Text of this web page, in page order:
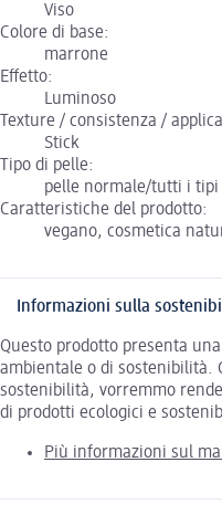
Viso
Colore di base:
marrone
Effetto:
Luminoso
Texture / consistenza /
Stick
Tipo di pelle:
pelle normale/tutti i tipi
Caratteristiche del prodotto:
vegano, cosmetica
Informazioni sulla
Questo prodotto presenta
ambientale o di sostenibilità.
sostenibilità, vorremmo
di prodotti ecologici e
Più informazioni sul